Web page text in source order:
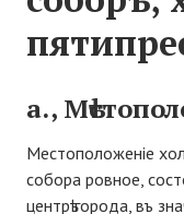
а.,
Местоположеніе
собора ровное,
центрѣ города, въ